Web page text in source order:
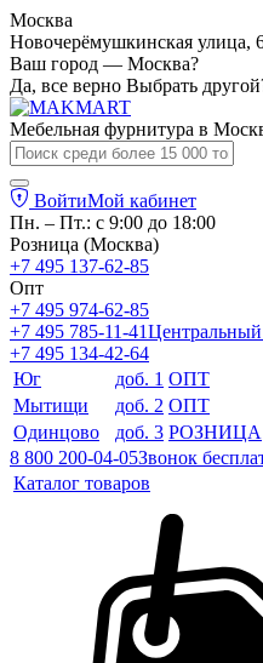
Москва
Новочерёмушкинская улица,
Ваш город — Москва?
Да, все верно Выбрать
Мебельная фурнитура в
ВойтиМой кабинет
Пн. – Пт.: с 9:00 до 18:00
Розница (Москва)
+7 495 137-62-85
Опт
+7 495 974-62-85
+7 495 785-11-41
+7 495 134-42-64
Юг
доб. 1 ОПТ
Мытищи
доб. 2 ОПТ
Одинцово
доб. 3 РОЗНИЦА
8 800 200-04-05Звонок
Каталог товаров